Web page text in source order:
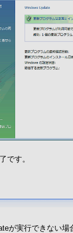
です。
が実行できない